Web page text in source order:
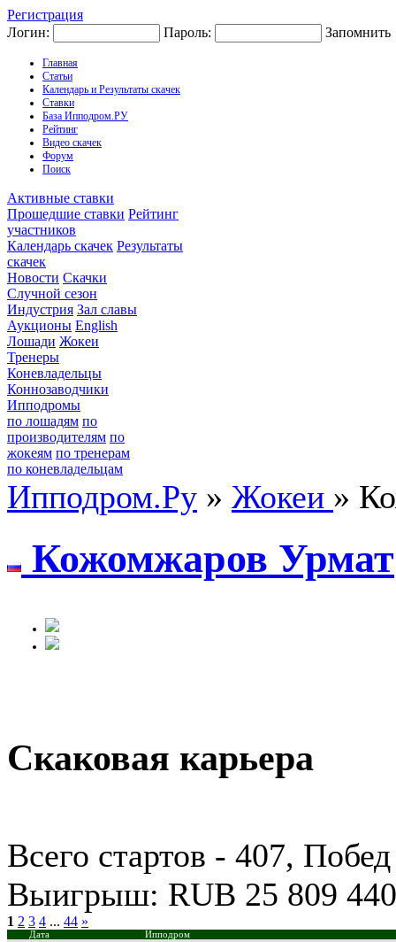
Регистрация
Логин:
Пароль: Запомнить
Главная
Статьи
Календарь и Результаты скачек
Ставки
База Ипподром.РУ
Рейтинг
Видео скачек
Форум
Поиск
Активные ставки
Прошедшие ставки Рейтинг
участников
Календарь скачек Результаты
скачек
Новости Скачки
Случной сезон
Индустрия Зал славы
Аукционы English
Лошади Жокеи
Тренеры
Коневладельцы
Коннозаводчики
Ипподромы
по лошадям по
производителям по
жокеям по тренерам
по коневладельцам
Ипподром.Ру » Жокеи »
Кожомжаров Урмат
Скаковая карьера
Всего стартов - 407,
Выигрыш: RUB 25 809
1 2 3 4 ... 44 »
Дата Ипподром